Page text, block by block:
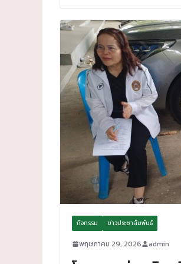
กิจกรรม ข่าวประชาสัมพันธ์
พฤษภาคม 29, 2026 admin